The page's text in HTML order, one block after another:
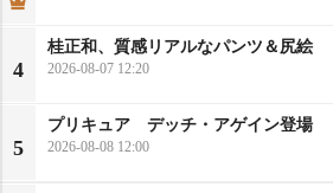
4
桂正和、質感リアルなパンツ＆尻絵
2026-08-07 12:20
5
プリキュア デッチ・アゲイン登場
2026-08-08 12:00